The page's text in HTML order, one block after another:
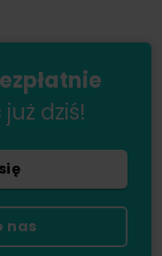
dziś!
nas